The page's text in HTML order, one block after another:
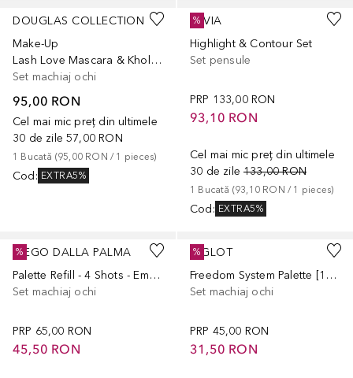
DOUGLAS COLLECTION
Make-Up
Lash Love Mascara & Khol Black Gift Set
Set machiaj ochi
95,00 RON
Cel mai mic preț din ultimele
30 de zile 57,00 RON
1 Bucată (95,00 RON / 1 pieces)
Cod : EXTRA5%
LUVIA
Highlight & Contour Set
Set pensule
PRP 133,00 RON
93,10 RON
Cel mai mic preț din ultimele
30 de zile 133,00 RON
1 Bucată (93,10 RON / 1 pieces)
Cod : EXTRA5%
%
DIEGO DALLA PALMA
Palette Refill - 4 Shots - Empty
Set machiaj ochi
PRP 65,00 RON
45,50 RON
%
INGLOT
Freedom System Palette [1] with Mirror
Set machiaj ochi
PRP 45,00 RON
31,50 RON
%